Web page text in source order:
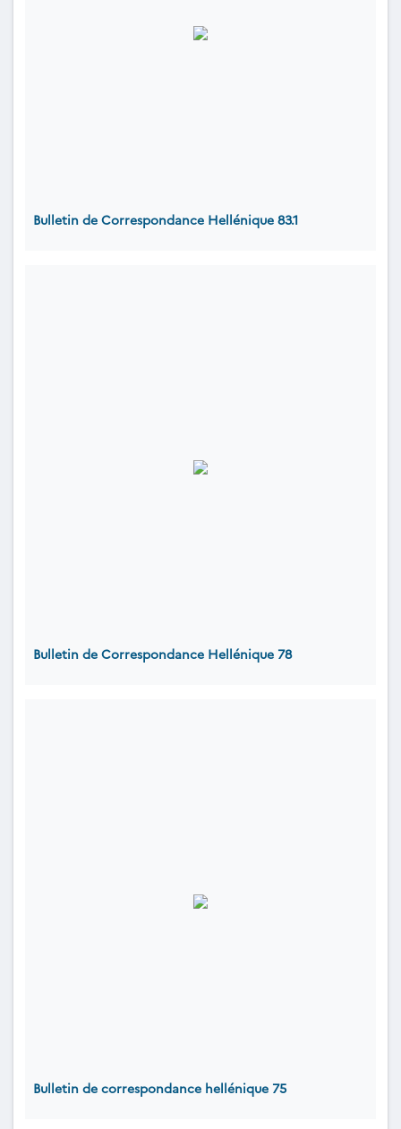
Bulletin de Correspondance Hellénique 83.1
Bulletin de Correspondance Hellénique 78
Bulletin de correspondance hellénique 75